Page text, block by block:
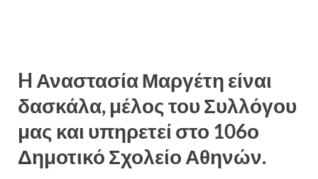
H Αναστασία Μαργέτη είναι
δασκάλα, μέλος του Συλλόγου
μας και υπηρετεί στο 106ο
Δημοτικό Σχολείο Αθηνών.